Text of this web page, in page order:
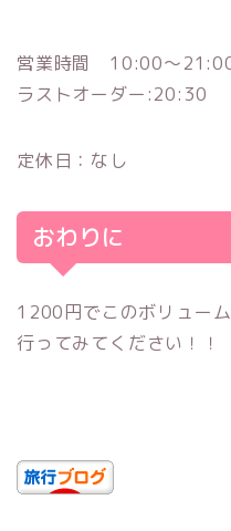
営業時間 10:00～
ラストオーダー:20:30
定休日：なし
おわりに
1200円でこのボリュー
行ってみてください！！